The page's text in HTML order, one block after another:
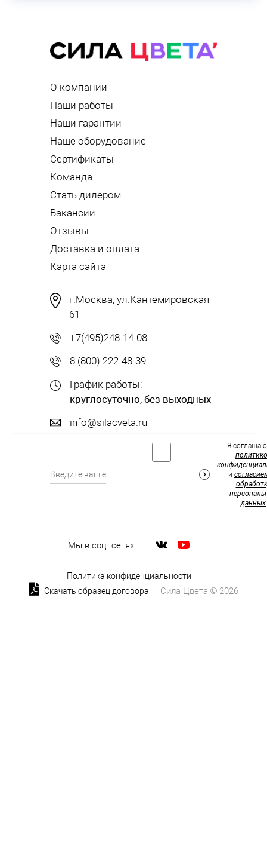
О компании
Наши работы
Наши гарантии
Наше оборудование
Сертификаты
Команда
Стать дилером
Вакансии
Отзывы
Доставка и оплата
Карта сайта
г.Москва, ул.Кантемировская
61
+7(495)248-14-08
8 (800) 222-48-39
График работы:
круглосуточно, без выходных
info@silacveta.ru
Мы в соц. сетях
Я
и
данных
Политика конфиденциальности
Скачать образец договора
Сила Цвета © 2026